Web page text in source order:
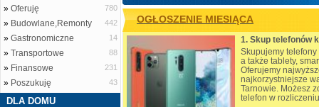
» Oferuję 780
» Budowlane,Remonty 442
» Gastronomiczne 14
» Transportowe 88
» Finansowe 231
» Poszukuję 43
DLA DOMU
OGŁOSZENIE MIESIĄCA
Skupujemy
a także tablety,
Oferujemy
najkorzystniejsze
Tarnowie. Możesz
telefon w